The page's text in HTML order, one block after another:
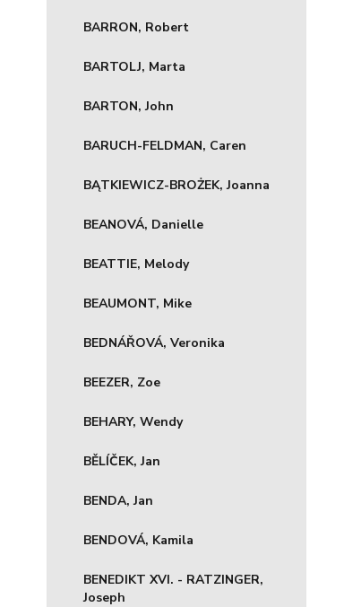
BARRON, Robert
BARTOLJ, Marta
BARTON, John
BARUCH-FELDMAN, Caren
BĄTKIEWICZ-BROŻEK, Joanna
BEANOVÁ, Danielle
BEATTIE, Melody
BEAUMONT, Mike
BEDNÁŘOVÁ, Veronika
BEEZER, Zoe
BEHARY, Wendy
BĚLÍČEK, Jan
BENDA, Jan
BENDOVÁ, Kamila
BENEDIKT XVI. - RATZINGER,
Joseph